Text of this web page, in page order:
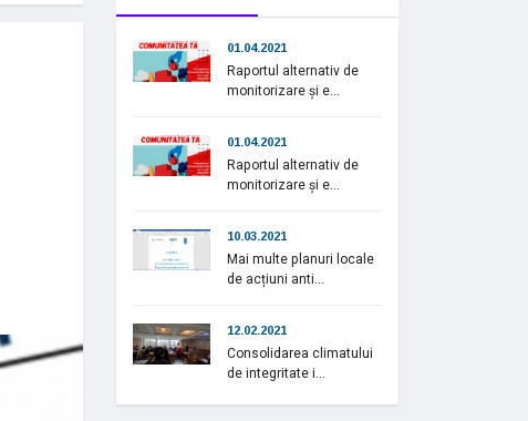
01.04.2021
Raportul alternativ de
monitorizare și e...
01.04.2021
Raportul alternativ de
monitorizare și e...
10.03.2021
Mai multe planuri locale
de acțiuni anti...
12.02.2021
Consolidarea climatului
de integritate i...